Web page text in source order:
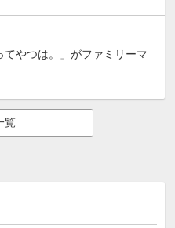
てやつは。」がファミリーマ
覧